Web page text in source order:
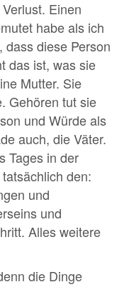
Einen
habe als ich
diese Person
das ist, was sie
Mutter. Sie
Gehören tut sie
und Würde als
auch, die Väter.
Tages in der
den:
und
und
Alles weitere
die Dinge